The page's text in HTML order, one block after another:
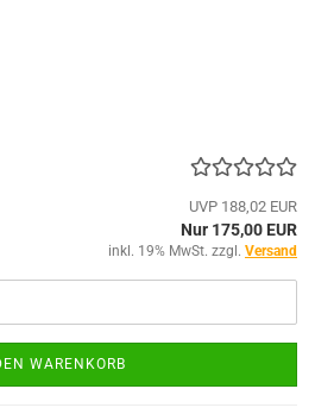
UVP 188,02 EUR
Nur 175,00 EUR
inkl. 19% MwSt. zzgl. Versand
WARENKORB